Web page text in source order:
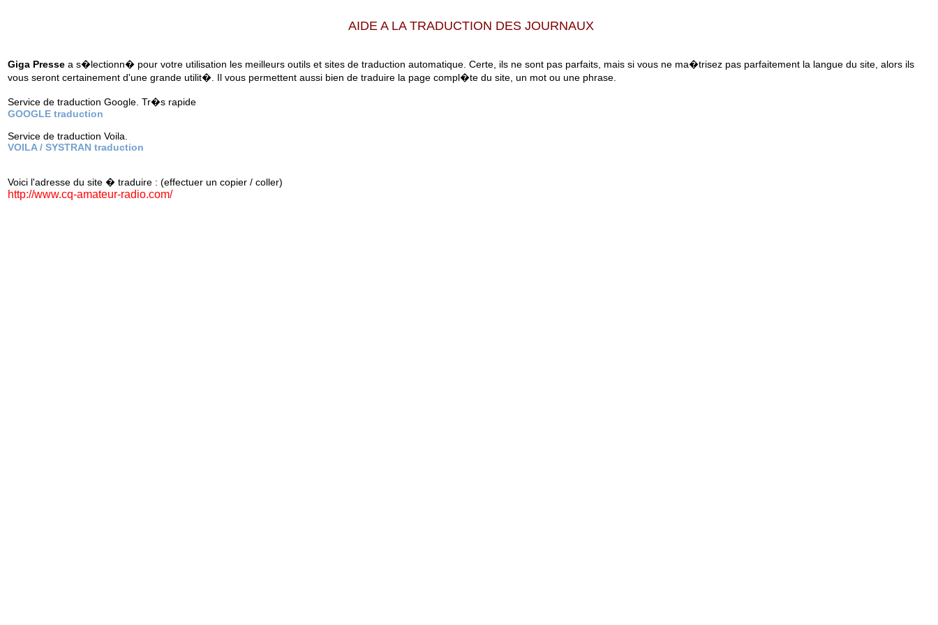
AIDE A LA TRADUCTION DES JOURNAUX
Giga Presse a s�lectionn� pour votre utilisation les meilleurs outils et sites de traduction automatique. Certe, ils ne sont pas parfaits, mais si vous ne ma�trisez pas parfaitement la langue du site, alors ils
vous seront certainement d'une grande utilit�. Il vous permettent aussi bien de traduire la page compl�te du site, un mot ou une phrase.
Service de traduction Google. Tr�s rapide
GOOGLE traduction
Service de traduction Voila.
VOILA / SYSTRAN traduction
Voici l'adresse du site � traduire : (effectuer un copier / coller)
http://www.cq-amateur-radio.com/